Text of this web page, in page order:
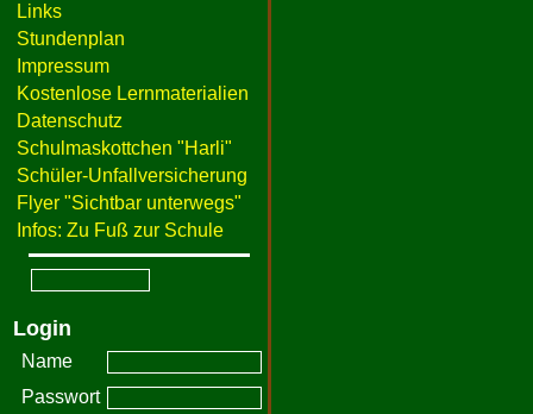
Links
Stundenplan
Impressum
Kostenlose Lernmaterialien
Datenschutz
Schulmaskottchen "Harli"
Schüler-Unfallversicherung
Flyer "Sichtbar unterwegs"
Infos: Zu Fuß zur Schule
Login
Name
Passwort